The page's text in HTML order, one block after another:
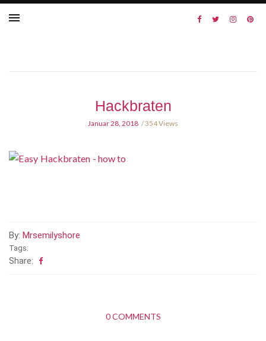
Hackbraten
Januar 28, 2018 354 Views
By: Mrsemilyshore
Tags:
Share:
0 COMMENTS